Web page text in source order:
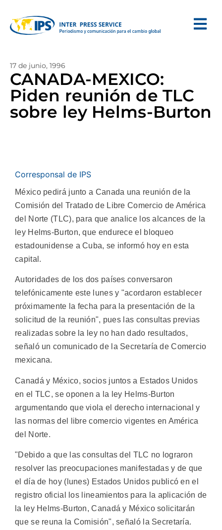
17 de junio, 1996
CANADA-MEXICO:
Piden reunión de TLC
sobre ley Helms-Burton
Corresponsal de IPS
México pedirá junto a Canada una reunión de la
Comisión del Tratado de Libre Comercio de América
del Norte (TLC), para que analice los alcances de la
ley Helms-Burton, que endurece el bloqueo
estadounidense a Cuba, se informó hoy en esta
capital.
Autoridades de los dos países conversaron
telefónicamente este lunes y "acordaron establecer
próximamente la fecha para la presentación de la
solicitud de la reunión", pues las consultas previas
realizadas sobre la ley no han dado resultados,
señaló un comunicado de la Secretaría de Comercio
mexicana.
Canadá y México, socios juntos a Estados Unidos
en el TLC, se oponen a la ley Helms-Burton
argumentando que viola el derecho internacional y
las normas del libre comercio vigentes en América
del Norte.
"Debido a que las consultas del TLC no lograron
resolver las preocupaciones manifestadas y de que
el día de hoy (lunes) Estados Unidos publicó en el
registro oficial los lineamientos para la aplicación de
la ley Helms-Burton, Canadá y México solicitarán
que se reuna la Comisión", señaló la Secretaría.